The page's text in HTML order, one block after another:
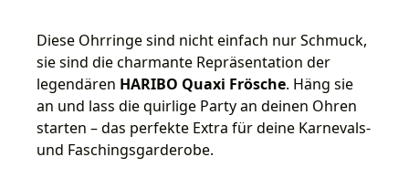
Diese Ohrringe sind nicht einfach nur Schmuck,
sie sind die charmante Repräsentation der
legendären HARIBO Quaxi Frösche. Häng sie
an und lass die quirlige Party an deinen Ohren
starten – das perfekte Extra für deine Karnevals-
und Faschingsgarderobe.